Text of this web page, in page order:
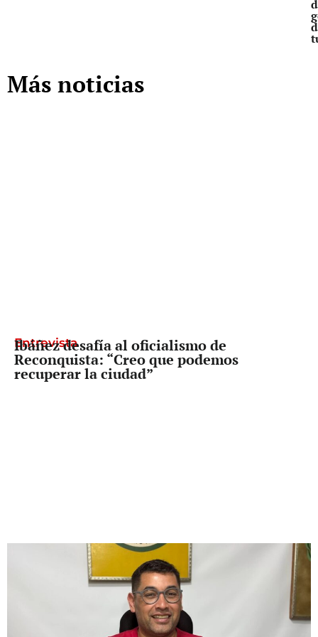
Más noticias
Entrevista
Ibáñez desafía al oficialismo de
Reconquista: “Creo que podemos
recuperar la ciudad”
La Corte dividida, pero con un mensaje